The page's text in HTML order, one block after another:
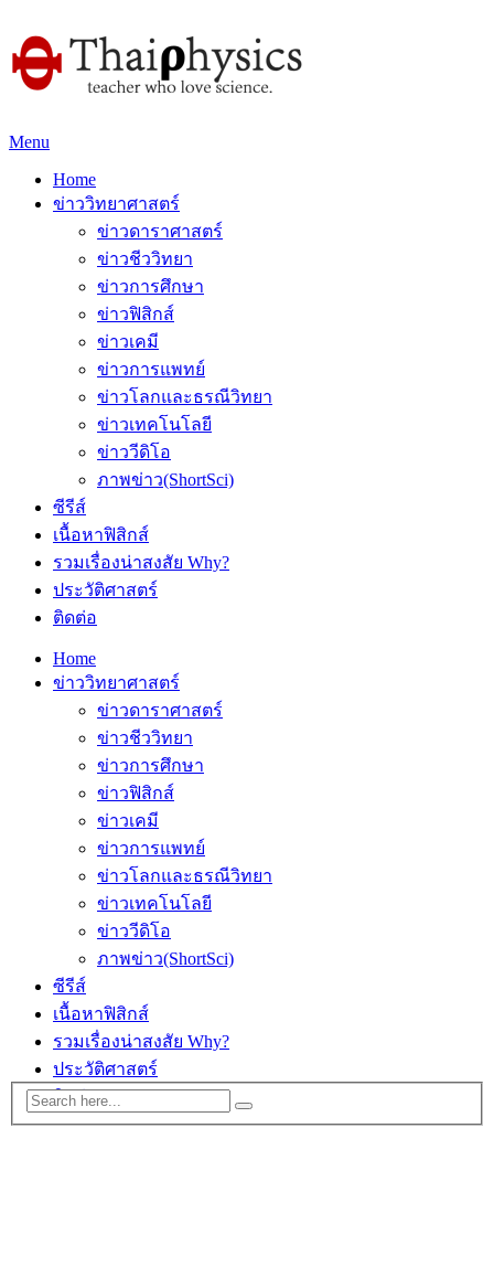
Menu
Home
ข่าววิทยาศาสตร์
ข่าวดาราศาสตร์
ข่าวชีววิทยา
ข่าวการศึกษา
ข่าวฟิสิกส์
ข่าวเคมี
ข่าวการแพทย์
ข่าวโลกและธรณีวิทยา
ข่าวเทคโนโลยี
ข่าววีดิโอ
ภาพข่าว(ShortSci)
ซีรีส์
เนื้อหาฟิสิกส์
รวมเรื่องน่าสงสัย Why?
ประวัติศาสตร์
ติดต่อ
Home
ข่าววิทยาศาสตร์
ข่าวดาราศาสตร์
ข่าวชีววิทยา
ข่าวการศึกษา
ข่าวฟิสิกส์
ข่าวเคมี
ข่าวการแพทย์
ข่าวโลกและธรณีวิทยา
ข่าวเทคโนโลยี
ข่าววีดิโอ
ภาพข่าว(ShortSci)
ซีรีส์
เนื้อหาฟิสิกส์
รวมเรื่องน่าสงสัย Why?
ประวัติศาสตร์
ติดต่อ